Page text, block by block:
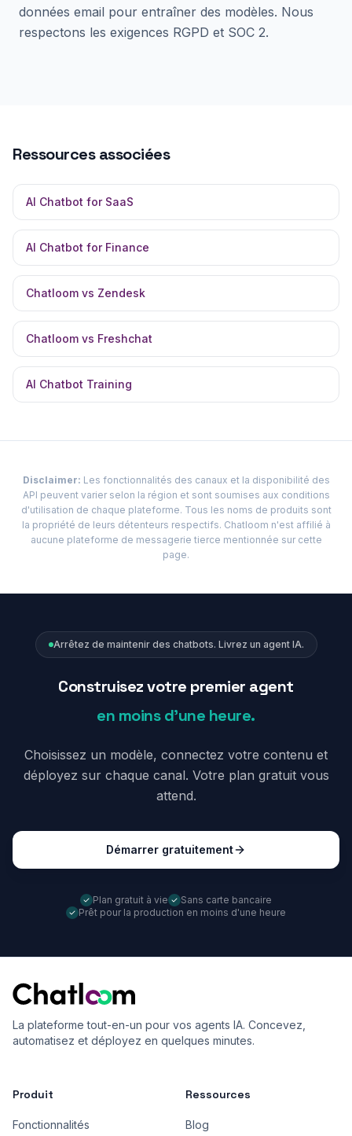
données email pour entraîner des modèles. Nous
respectons les exigences RGPD et SOC 2.
Ressources associées
AI Chatbot for SaaS
AI Chatbot for Finance
Chatloom vs Zendesk
Chatloom vs Freshchat
AI Chatbot Training
Disclaimer: Les fonctionnalités des canaux et la disponibilité des
API peuvent varier selon la région et sont soumises aux conditions
d'utilisation de chaque plateforme. Tous les noms de produits sont
la propriété de leurs détenteurs respectifs. Chatloom n'est affilié à
aucune plateforme de messagerie tierce mentionnée sur cette
page.
Arrêtez de maintenir des chatbots. Livrez un agent IA.
Construisez votre premier agent
en moins d'une heure.
Choisissez un modèle, connectez votre contenu et
déployez sur chaque canal. Votre plan gratuit vous
attend.
Démarrer gratuitement
Plan gratuit à vie
Sans carte bancaire
Prêt pour la production en moins d'une heure
La plateforme tout-en-un pour vos agents IA. Concevez,
automatisez et déployez en quelques minutes.
Produit
Fonctionnalités
Ressources
Blog